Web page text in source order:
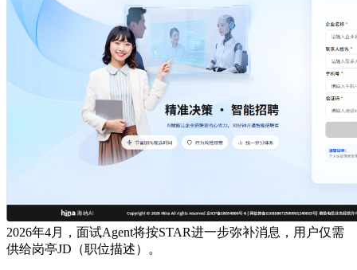
2026年4月，面试Agent将按STAR进一步弥补消息，用户仅需
供给岗亭JD（职位描述）。